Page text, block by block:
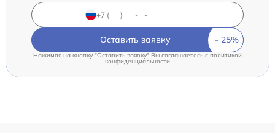
Оставить заявку
Нажимая на кнопку "Оставить заявку" Вы соглашаетесь cполитикой
конфиденциальности